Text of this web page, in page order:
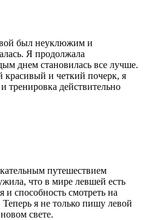
был неуклюжим и
Я продолжала
днем становилась все лучше.
красивый и четкий почерк, я
тренировка действительно
путешествием
что в мире левшей есть
и способность смотреть на
я не только пишу левой
свете.